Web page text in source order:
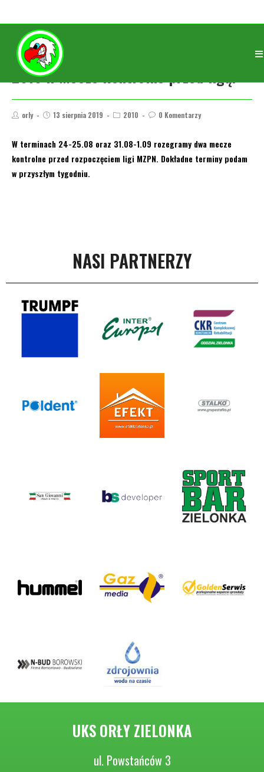
2010 .. Mecze kontrolne przed ligą.
orly 13 sierpnia 2019 2010 0 Komentarzy
W terminach 24-25.08 oraz 31.08-1.09 rozegramy dwa mecze
kontrolne przed rozpoczęciem ligi MZPN. Dokładne terminy podam
w przyszłym tygodniu.
NASI PARTNERZY
UKS ORŁY ZIELONKA
ul. Powstańców 3